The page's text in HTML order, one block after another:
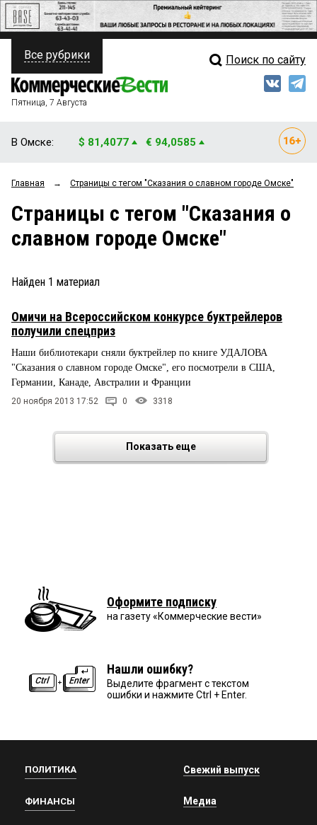
ПОЛИТИКА
ФИНАНСЫ
ОБЩЕСТВО
ЗАКОН
НОВОСТИ КОМПАНИЙ
ПРОИСШЕСТВИЯ
СТИЛЬ ЖИЗНИ
Свежий выпуск
Мнения
Рейтинги
Блоги
Все рубрики Поиск по сайту
Пятница, 7 Августа
В Омске: $ 81,4077 € 94,0585
Главная → Страницы c тегом "Сказания о славном городе Омске"
Страницы c тегом "Сказания о
славном городе Омске"
Найден 1 материал
Омичи на Всероссийском конкурсе буктрейлеров
получили спецприз
Наши библиотекари сняли буктрейлер по книге УДАЛОВА
"Сказания о славном городе Омске", его посмотрели в США,
Германии, Канаде, Австралии и Франции
20 ноября 2013 17:52 0 3318
Показать еще
Оформите подписку
на газету «Коммерческие вести»
Нашли ошибку?
Выделите фрагмент с текстом
ошибки и нажмите Ctrl + Enter.
ПОЛИТИКА
ФИНАНСЫ
Свежий выпуск
Медиа